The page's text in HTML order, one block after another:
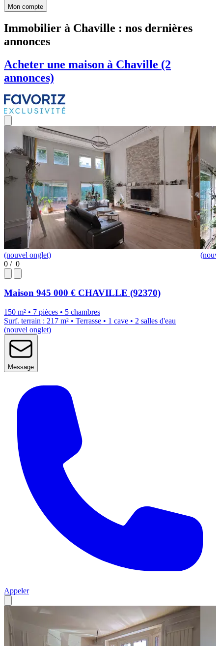
Mon compte
Immobilier à Chaville : nos dernières
annonces
Acheter une maison à Chaville (2
annonces)
(nouvel onglet)
0 / 0
Maison 945 000 € CHAVILLE (92370)
150 m² • 7 pièces • 5 chambres
Surf. terrain : 217 m² • Terrasse • 1 cave • 2 salles d'eau
(nouvel onglet)
Message
Appeler